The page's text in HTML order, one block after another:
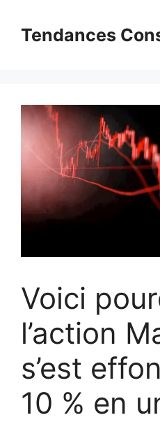
contenuTendances
Voici
l’action
s’est
10 % en